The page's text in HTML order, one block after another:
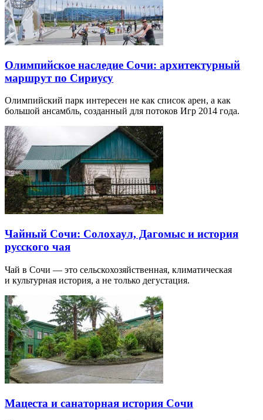
Олимпийское наследие Сочи: архитектурный
маршрут по Сириусу
Олимпийский парк интересен не как список арен, а как
большой ансамбль, созданный для потоков Игр 2014 года.
Чайный Сочи: Солохаул, Дагомыс и история
русского чая
Чай в Сочи — это сельскохозяйственная, климатическая
и культурная история, а не только дегустация.
Мацеста и санаторная история Сочи